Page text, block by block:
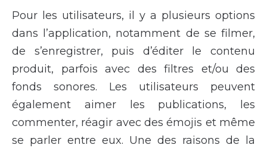
Pour les utilisateurs, il y a plusieurs options
dans l’application, notamment de se filmer,
de s’enregistrer, puis d’éditer le contenu
produit, parfois avec des filtres et/ou des
fonds sonores. Les utilisateurs peuvent
également aimer les publications, les
commenter, réagir avec des émojis et même
se parler entre eux. Une des raisons de la